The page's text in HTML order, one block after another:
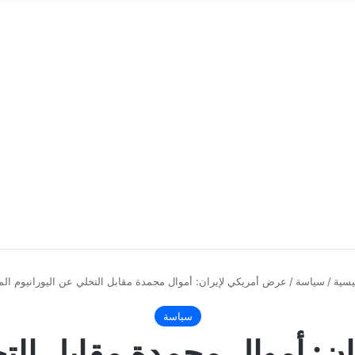
/ سياسة / عرض أمريكي لإيران: أموال مجمدة مقابل التخلي عن اليورانيوم
سياسة